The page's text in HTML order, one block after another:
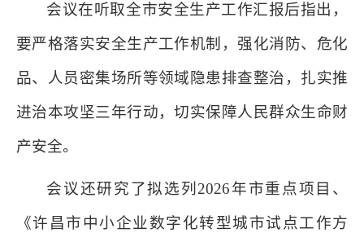
会议在听取全市安全生产工作汇报后指出，
要严格落实安全生产工作机制，强化消防、危化
品、人员密集场所等领域隐患排查整治，扎实推
进治本攻坚三年行动，切实保障人民群众生命财
产安全。
会议还研究了拟选列2026年市重点项目、
《许昌市中小企业数字化转型城市试点工作方